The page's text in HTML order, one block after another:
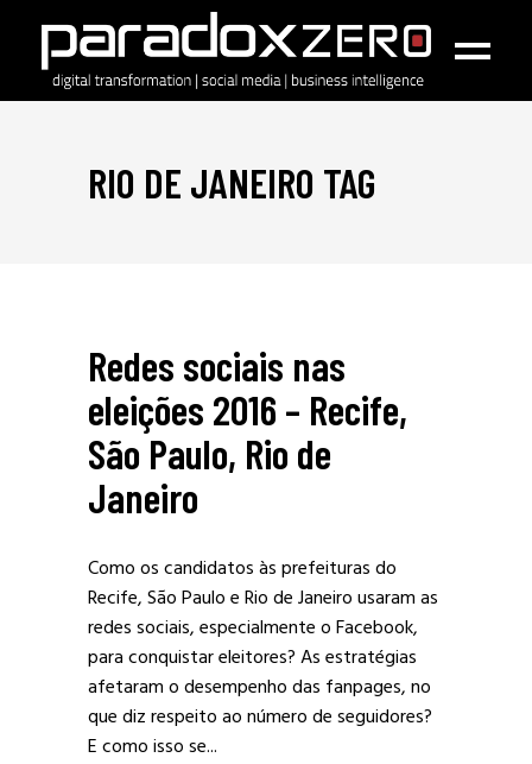
RIO DE JANEIRO TAG
Redes sociais nas
eleições 2016 – Recife,
São Paulo, Rio de
Janeiro
Como os candidatos às prefeituras do
Recife, São Paulo e Rio de Janeiro usaram as
redes sociais, especialmente o Facebook,
para conquistar eleitores? As estratégias
afetaram o desempenho das fanpages, no
que diz respeito ao número de seguidores?
E como isso se...